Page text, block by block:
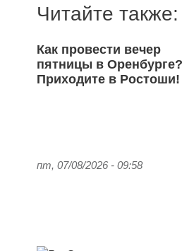
Читайте также:
Как провести вечер
пятницы в Оренбурге?
Приходите в Ростоши!
пт, 07/08/2026 - 09:58